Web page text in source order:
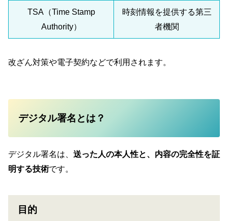
TSA（Time Stamp
Authority）
時刻情報を提供する第三
者機関
改ざん対策や電子契約などで利用されます。
デジタル署名とは？
デジタル署名は、 送った人の本人性と、内容の完全性を証
明する技術です。
目的